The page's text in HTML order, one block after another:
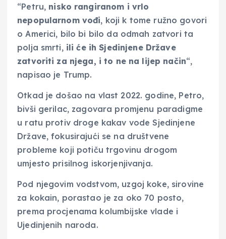
“Petru, nisko rangiranom i vrlo
nepopularnom vođi, koji k tome ružno govori
o Americi, bilo bi bilo da odmah zatvori ta
polja smrti, ili će ih Sjedinjene Države
zatvoriti za njega, i to ne na lijep način“,
napisao je Trump.
Otkad je došao na vlast 2022. godine, Petro,
bivši gerilac, zagovara promjenu paradigme
u ratu protiv droge kakav vode Sjedinjene
Države, fokusirajući se na društvene
probleme koji potiču trgovinu drogom
umjesto prisilnog iskorjenjivanja.
Pod njegovim vodstvom, uzgoj koke, sirovine
za kokain, porastao je za oko 70 posto,
prema procjenama kolumbijske vlade i
Ujedinjenih naroda.